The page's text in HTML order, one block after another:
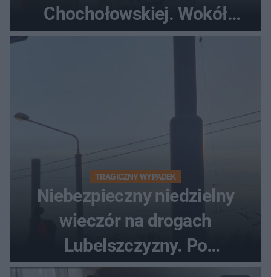
Chochołowskiej. Wokół
turyści!
TRAGICZNY WYPADEK
Niebezpieczny niedzielny
wieczór na drogach
Lubelszczyzny. Po
nieudanym manewrze